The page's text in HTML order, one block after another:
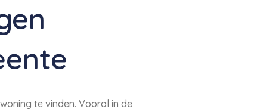
te vinden. Vooral in de